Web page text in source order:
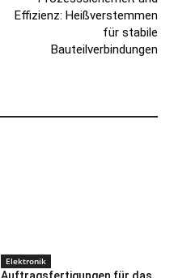
Effizienz: Heißverstemmen
für stabile
Bauteilverbindungen
Elektronik